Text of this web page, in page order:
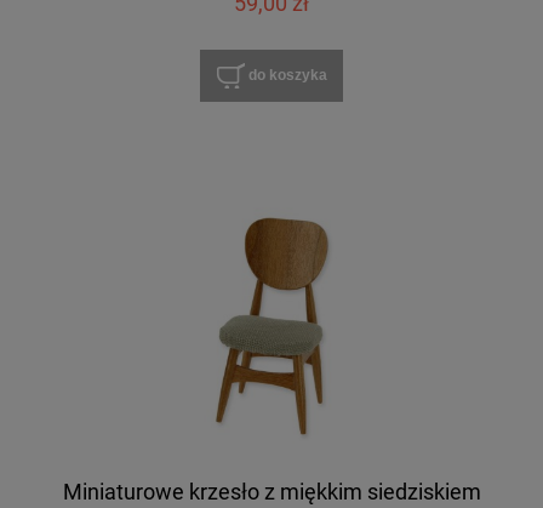
do koszyka
Miniaturowe krzesło z miękkim siedziskiem